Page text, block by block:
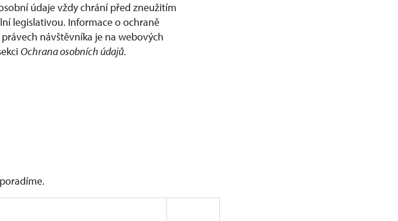
údaje vždy chrání před zneužitím
legislativou. Informace o ochraně
návštěvníka je na webových
Ochrana osobních údajů.